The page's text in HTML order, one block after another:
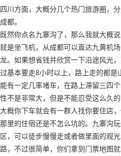
四川方面，大概分几个热门旅游圈，
成都。
既然你点名九寨沟了，那么我就大概
就是坐飞机，从成都可以直达九黄机
龙。如果想省钱并欣赏一下沿途风光
过基本要走8小时以上，路上走的都
能有一定几率堵车，在路上滞留三四
性不是非常大，但是不能忍受这么久
大概你下车就会有一群人找你要住店
那里的住宿还是不怎么坑的。九寨沟
区，可以徒步慢慢走或者做里面的观
路，不过很简单，你们拿到门票地图